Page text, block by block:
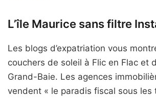
L’île Maurice sans filtre
Les blogs d’expatriation vous
couchers de soleil à Flic en Flac et
Grand-Baie. Les agences
vendent « le paradis fiscal sous les